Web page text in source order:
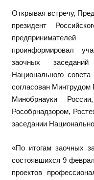
Открывая встречу,
президент
проинформировал
заочных
Национального
согласован
Минобрнауки
Рособрнадзором,
заседании
«По итогам заочных
состоявшихся 9
проектов